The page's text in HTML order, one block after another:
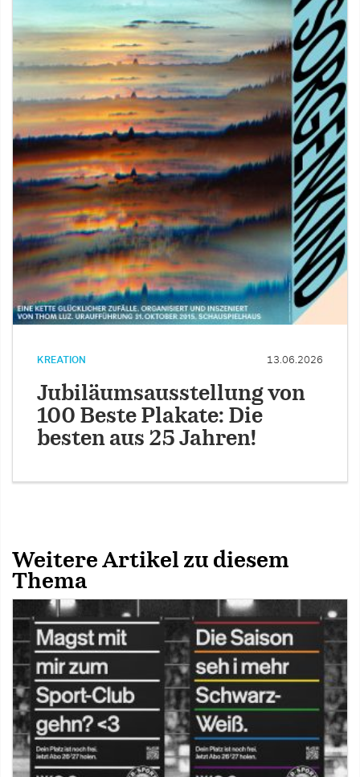
KREATION 13.06.2026
Jubiläumsausstellung von
100 Beste Plakate: Die
besten aus 25 Jahren!
Weitere Artikel zu diesem
Thema